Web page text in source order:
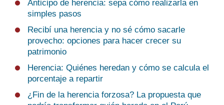
Anticipo de herencia: sepa cómo realizarla en
simples pasos
Recibí una herencia y no sé cómo sacarle
provecho: opciones para hacer crecer su
patrimonio
Herencia: Quiénes heredan y cómo se calcula el
porcentaje a repartir
¿Fin de la herencia forzosa? La propuesta que